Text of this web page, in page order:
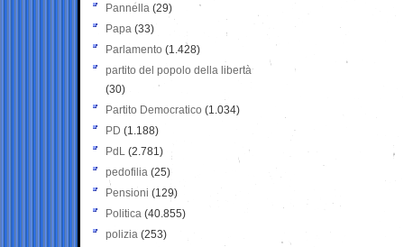
Pannella (29)
Papa (33)
Parlamento (1.428)
partito del popolo della libertà
(30)
Partito Democratico (1.034)
PD (1.188)
PdL (2.781)
pedofilia (25)
Pensioni (129)
Politica (40.855)
polizia (253)